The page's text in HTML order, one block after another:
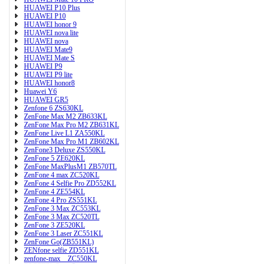
HUAWEI P10 Plus
HUAWEI P10
HUAWEI honor 9
HUAWEI nova lite
HUAWEI nova
HUAWEI Mate9
HUAWEI Mate S
HUAWEI P9
HUAWEI P9 lite
HUAWEI honor8
Huawei Y6
HUAWEI GR5
Zenfone 6 ZS630KL
ZenFone Max M2 ZB633KL
ZenFone Max Pro M2 ZB631KL
ZenFone Live L1 ZA550KL
ZenFone Max Pro M1 ZB602KL
ZenFone3 Deluxe ZS550KL
ZenFone 5 ZE620KL
ZenFone MaxPlusM1 ZB570TL
ZenFone 4 max ZC520KL
ZenFone 4 Selfie Pro ZD552KL
ZenFone 4 ZE554KL
ZenFone 4 Pro ZS551KL
ZenFone 3 Max ZC553KL
ZenFone 3 Max ZC520TL
ZenFone 3 ZE520KL
ZenFone 3 Laser ZC551KL
ZenFone Go(ZB551KL)
ZENfone selfie ZD551KL
zenfone-max ZC550KL